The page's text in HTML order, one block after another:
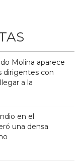
Molina aparece
dirigentes con
a la
en el
una densa